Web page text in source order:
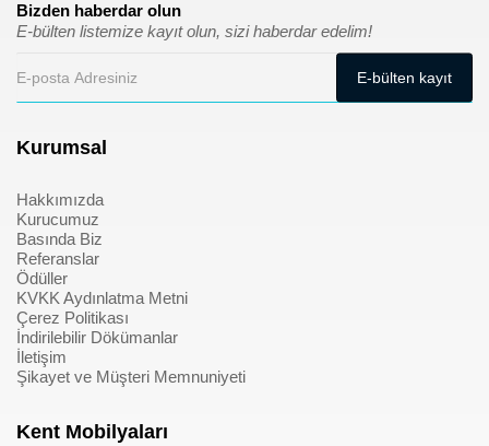
Bizden haberdar olun
E-bülten listemize kayıt olun, sizi haberdar edelim!
Kurumsal
Hakkımızda
Kurucumuz
Basında Biz
Referanslar
Ödüller
KVKK Aydınlatma Metni
Çerez Politikası
İndirilebilir Dökümanlar
İletişim
Şikayet ve Müşteri Memnuniyeti
Kent Mobilyaları